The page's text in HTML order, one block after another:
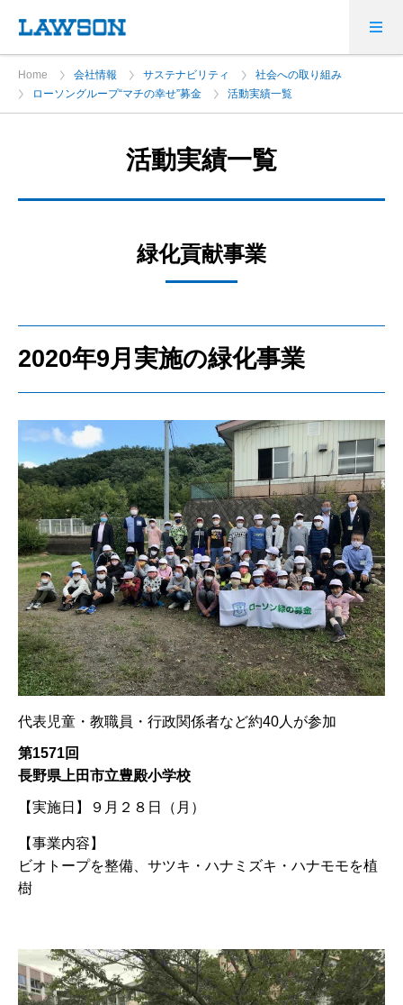
Home 会社情報 サステナビリティ
社会への取り組み
ローソングループ“マチの幸せ”募金
活動実績一覧
活動実績一覧
緑化貢献事業
2020年9月実施の緑化事業
代表児童・教職員・行政関係者など約40人が参加
第1571回
長野県上田市立豊殿小学校
【実施日】 ９月２８日（月）
【事業内容】
ビオトープを整備、サツキ・ハナミズキ・ハナモモを植
樹